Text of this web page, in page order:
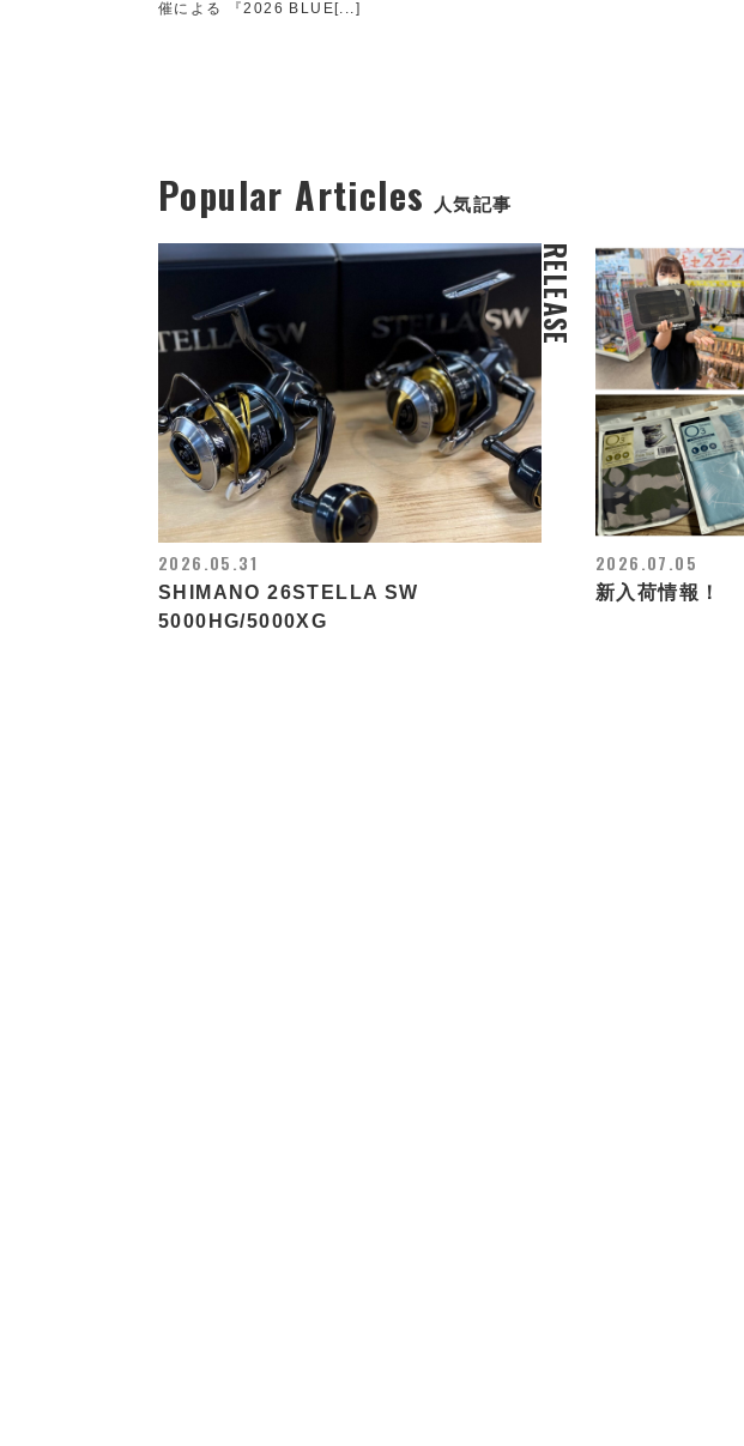
催による 『2026 BLUE[...]
Popular Articles 人気記事
RELEASE
2026.05.31
SHIMANO 26STELLA SW
5000HG/5000XG
2026.07.05
新入荷情報！